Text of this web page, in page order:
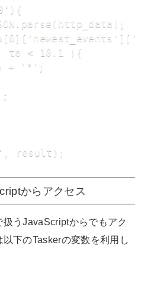
result);
からアクセス
うJavaScriptからでもアク
下のTaskerの変数を利用し